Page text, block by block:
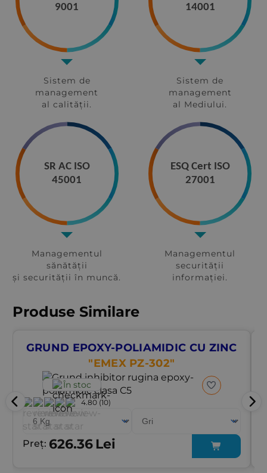
9001
Sistem de
management
al calității.
14001
Sistem de
management
al Mediului.
SR AC ISO
45001
Managementul
sănătății
și securității în muncă.
ESQ Cert ISO
27001
Managementul
securității
informației.
Produse Similare
GRUND EPOXY-POLIAMIDIC CU ZINC
"EMEX PZ-302"
În stoc
4.80(10)
Preț: 626.36 Lei